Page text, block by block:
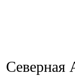
Северная